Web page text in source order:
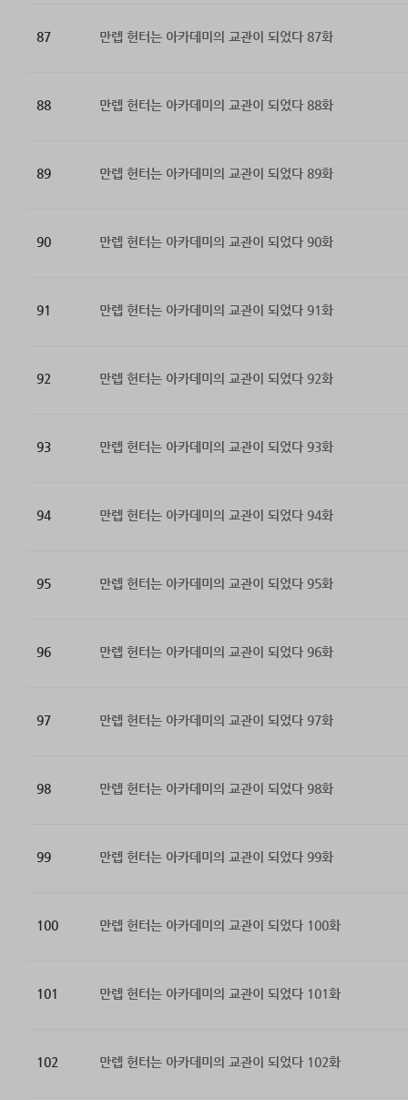
87 만렙 헌터는 아카데미의 교관이 되었다 87화
88 만렙 헌터는 아카데미의 교관이 되었다 88화
89 만렙 헌터는 아카데미의 교관이 되었다 89화
90 만렙 헌터는 아카데미의 교관이 되었다 90화
91 만렙 헌터는 아카데미의 교관이 되었다 91화
92 만렙 헌터는 아카데미의 교관이 되었다 92화
93 만렙 헌터는 아카데미의 교관이 되었다 93화
94 만렙 헌터는 아카데미의 교관이 되었다 94화
95 만렙 헌터는 아카데미의 교관이 되었다 95화
96 만렙 헌터는 아카데미의 교관이 되었다 96화
97 만렙 헌터는 아카데미의 교관이 되었다 97화
98 만렙 헌터는 아카데미의 교관이 되었다 98화
99 만렙 헌터는 아카데미의 교관이 되었다 99화
100 만렙 헌터는 아카데미의 교관이 되었다 100화
101 만렙 헌터는 아카데미의 교관이 되었다 101화
102 만렙 헌터는 아카데미의 교관이 되었다 102화